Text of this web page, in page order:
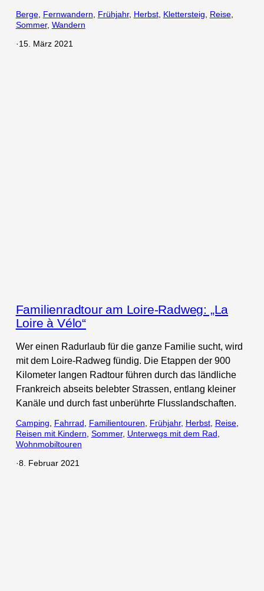
Berge, Fernwandern Frühjahr, Herbst, Klettersteig Reise
Sommer, Wandern
·15. März 2021
Familienradtour am Loire-Radweg: „La
Loire à Vélo“
Wer einen Radurlaub für die ganze Familie sucht, wird
mit dem Loire-Radweg fündig. Die Etappen der 900
Kilometer langen Radtour führen durch das ländliche
Frankreich abseits belebter Strassen, entlang kleiner
Kanäle und durch fast unberührte Flusslandschaften.
Camping, Fahrrad, Familientouren, Frühjahr, Herbst, Reise
Reisen mit Kindern, Sommer, Unterwegs mit dem Rad
Wohnmobiltouren
·8. Februar 2021